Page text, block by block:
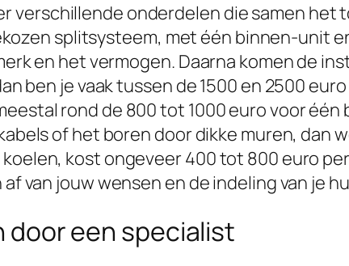
verschillende onderdelen die samen
splitsysteem, met één binnen-unit
en het vermogen. Daarna komen de
ben je vaak tussen de 1500 en 2500
rond de 800 tot 1000 euro voor
of het boren door dikke muren, dan
kost ongeveer 400 tot 800 euro
van jouw wensen en de indeling van je
door een specialist